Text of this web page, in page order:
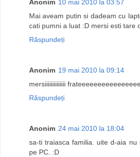
Anonim 10 mai 2010 la 03:57
Mai aveam putin si dadeam cu
cati pumni a luat :D mersi esti tare
Răspundeți
Anonim 19 mai 2010 la 09:14
mersiiiiiiiiiiiiii
Răspundeți
Anonim 24 mai 2010 la 18:04
sa-ti traiasca familia. uite d-aia
pe PC. :D